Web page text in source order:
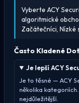
Vyberte ACY
algoritmické
Začátečníci, Nízké
Často Kladené
Je lepší ACY
Je to těsné — ACY
několika
nejdůležitější.